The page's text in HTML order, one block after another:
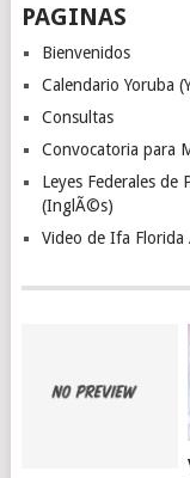
PAGINAS
Bienvenidos
Calendario Yoruba
Consultas
Convocatoria para
Leyes Federales de
(InglÃ©s)
Video de Ifa Florida